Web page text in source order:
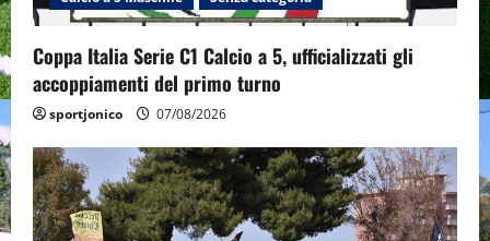
Coppa Italia Serie C1 Calcio a 5, ufficializzati gli
accoppiamenti del primo turno
sportjonico 07/08/2026